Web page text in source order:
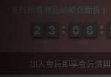
加入會員即享會員價
6
6
6
6